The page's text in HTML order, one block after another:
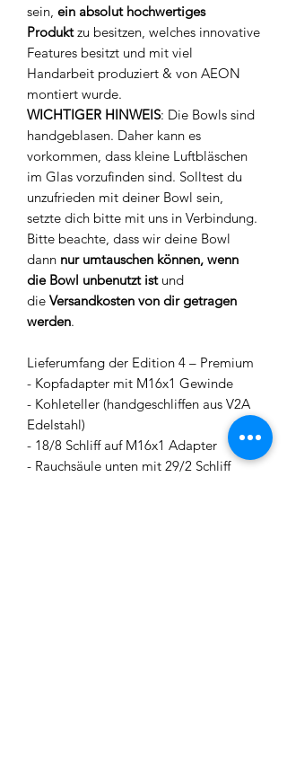
sein, ein absolut hochwertiges
Produktzu besitzen, welches innovative
Features besitzt und mit viel
Handarbeit produziert & von AEON
montiert wurde.
WICHTIGER HINWEIS: Die Bowls sind
handgeblasen. Daher kann es
vorkommen, dass kleine Luftbläschen
im Glas vorzufinden sind. Solltest du
unzufrieden mit deiner Bowl sein,
setzte dich bitte mit uns in Verbindung.
Bitte beachte, dass wir deine Bowl
dann nur umtauschen können, wenn
die Bowl unbenutzt ist und
die Versandkosten von dir getragen
werden.
Lieferumfang der Edition 4 – Premium
- Kopfadapter mit M16x1 Gewinde
- Kohleteller (handgeschliffen aus V2A
Edelstahl)
- 18/8 Schliff auf M16x1 Adapter
- Rauchsäule unten mit 29/2 Schliff